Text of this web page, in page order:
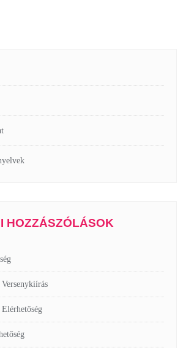
HOZZÁSZÓLÁSOK
Versenykiírás
Elérhetőség